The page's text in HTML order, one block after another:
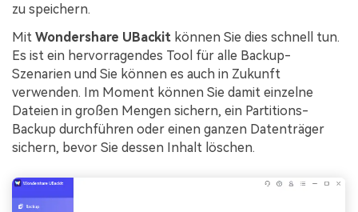
zu speichern.
Mit Wondershare UBackit können Sie dies schnell tun.
Es ist ein hervorragendes Tool für alle Backup-
Szenarien und Sie können es auch in Zukunft
verwenden. Im Moment können Sie damit einzelne
Dateien in großen Mengen sichern, ein Partitions-
Backup durchführen oder einen ganzen Datenträger
sichern, bevor Sie dessen Inhalt löschen.